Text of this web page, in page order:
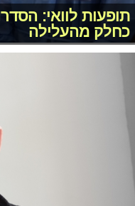
תופעות לוואי:
כחלק מהעלילה